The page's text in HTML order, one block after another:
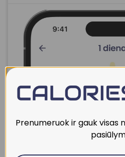
Prenumeruok ir gauk visas